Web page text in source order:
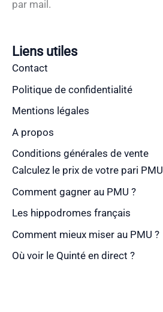
par mail.
Liens utiles
Contact
Politique de confidentialité
Mentions légales
A propos
Conditions générales de vente
Calculez le prix de votre pari PMU
Comment gagner au PMU ?
Les hippodromes français
Comment mieux miser au PMU ?
Où voir le Quinté en direct ?